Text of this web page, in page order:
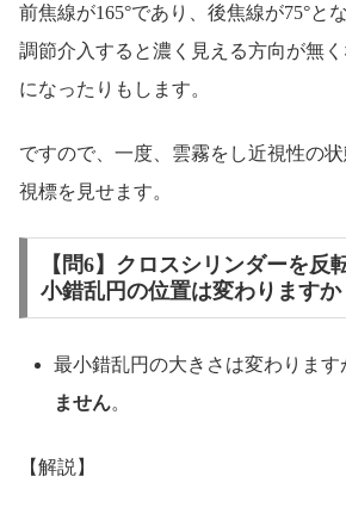
前焦線が165°であり、後焦線が75°と
調節介入すると濃く見える方向が無
になったりもします。
ですので、一度、雲霧をし近視性の
視標を見せます。
【問6】クロスシリンダーを反
小錯乱円の位置は変わりますか
最小錯乱円の大きさは変わります
ません。
【解説】